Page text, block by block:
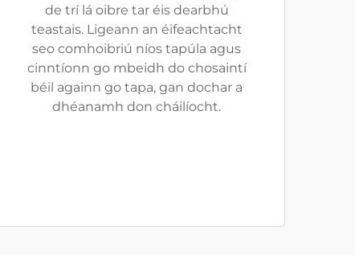
de trí lá oibre tar éis dearbhú
teastais. Ligeann an éifeachtacht
seo comhoibriú níos tapúla agus
cinntíonn go mbeidh do chosaintí
béil againn go tapa, gan dochar a
dhéanamh don cháilíocht.